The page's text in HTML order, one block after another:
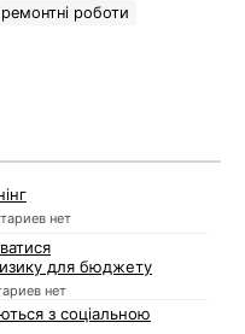
ремонтні роботи
нет
для бюджету
нет
з соціальною